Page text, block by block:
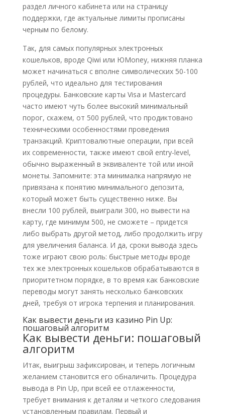
раздел личного кабинета или на страницу
поддержки, где актуальные лимиты прописаны
черным по белому.
Так, для самых популярных электронных
кошельков, вроде Qiwi или ЮMoney, нижняя планка
может начинаться с вполне символических 50-100
рублей, что идеально для тестирования
процедуры. Банковские карты Visa и Mastercard
часто имеют чуть более высокий минимальный
порог, скажем, от 500 рублей, что продиктовано
техническими особенностями проведения
транзакций. Криптовалютные операции, при всей
их современности, также имеют свой entry-level,
обычно выраженный в эквиваленте той или иной
монеты. Запомните: эта минималка напрямую не
привязана к понятию минимального депозита,
который может быть существенно ниже. Вы
внесли 100 рублей, выиграли 300, но вывести на
карту, где минимум 500, не сможете – придется
либо выбрать другой метод, либо продолжить игру
для увеличения баланса. И да, сроки вывода здесь
тоже играют свою роль: быстрые методы вроде
тех же электронных кошельков обрабатываются в
приоритетном порядке, в то время как банковские
переводы могут занять несколько банковских
дней, требуя от игрока терпения и планирования.
Как вывести деньги из казино Pin Up:
пошаговый алгоритм
Как вывести деньги: пошаговый
алгоритм
Итак, выигрыш зафиксирован, и теперь логичным
желанием становится его обналичить. Процедура
вывода в Pin Up, при всей ее отлаженности,
требует внимания к деталям и четкого следования
установленным правилам. Первый и